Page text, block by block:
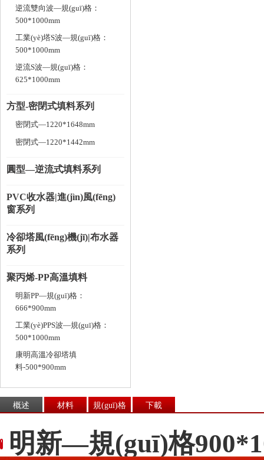
逆流雙向波—規(guī)格：
500*1000mm
工業(yè)塔S波—規(guī)格：
500*1000mm
逆流S波—規(guī)格：
625*1000mm
方型-密閉式填料系列
密閉式—1220*1648mm
密閉式—1220*1442mm
圓型—逆流式填料系列
PVC收水器|進(jìn)風(fēng)
窗系列
冷卻塔風(fēng)機(jī)|布水器
系列
聚丙烯-PP高溫填料
明新PP—規(guī)格：
666*900mm
工業(yè)PPS波—規(guī)格：
500*1000mm
康明高溫冷卻塔填
料-500*900mm
概述 材料 規(guī)格 下載
明新—規(guī)格